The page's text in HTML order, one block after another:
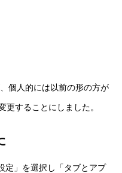
個人的には以前の形の方が
することにしました。
定」を選択し「タブとアプ